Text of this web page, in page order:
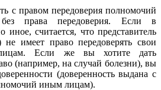
с правом передоверия полномочий
права передоверия. Если в
иное, считается, что представитель
не имеет право передоверять свои
Если же вы хотите дать
(например, на случай болезни), вы
(доверенность выдана с
иным лицам).